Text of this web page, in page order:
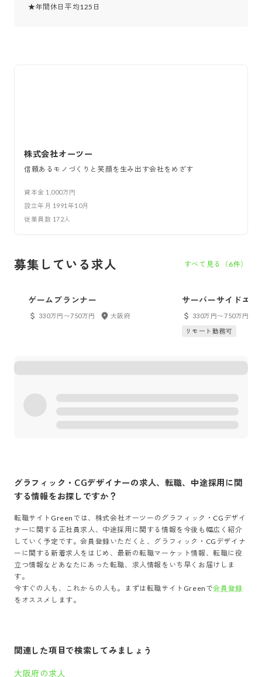
★年間休日平均125日
株式会社オーツー
信頼あるモノづくりと笑顔を生み出す会社をめざす
資本金 1,000万円
設立年月 1991年10月
従業員数 172人
募集している求人 すべて見る（ 6件）
ゲームプランナー
330万円〜750万円 大阪府
サーバーサイドエン
330万円〜750万円
リモート勤務可
グラフィック・CGデザイナーの求人、転職、中途採用に関
する情報をお探しですか？
転職サイトGreenでは、 株式会社オーツー の グラフィック・CGデザイ
ナー に関する正社員求人、中途採用に関する情報を今後も幅広く紹介
していく予定です。会員登録いただくと、
グラフィック・CGデザイナ
ー に関する新着求人をはじめ、最新の転職マーケット情報、転職に役
立つ情報などあなたにあった転職、求人情報をいち早くお届けしま
す。
今すぐの人も、これからの人も。まずは転職サイトGreenで会員登録
をオススメします。
関連した項目で検索してみましょう
大阪府の求人